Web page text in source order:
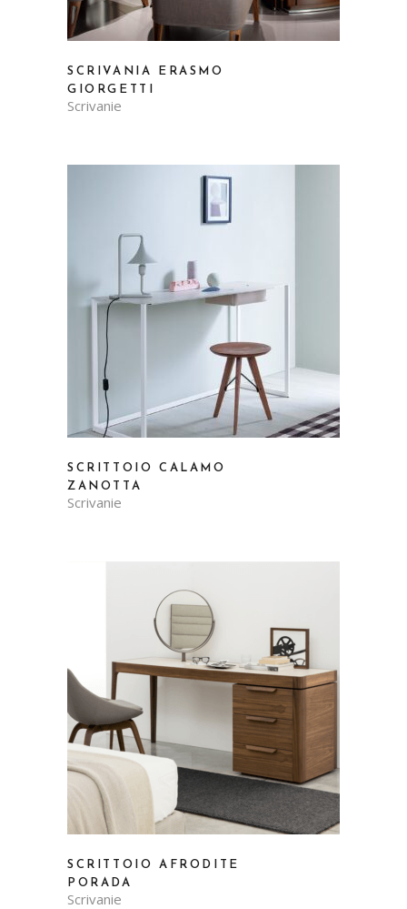
SCRIVANIA ERASMO
GIORGETTI
Scrivanie
SCRITTOIO CALAMO
ZANOTTA
Scrivanie
SCRITTOIO AFRODITE
PORADA
Scrivanie